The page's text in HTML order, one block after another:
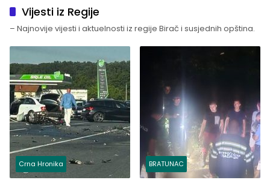
Vijesti iz Regije
– Najnovije vijesti i aktuelnosti iz regije Birač i susjednih opština.
Crna Hronika BRATUNAC